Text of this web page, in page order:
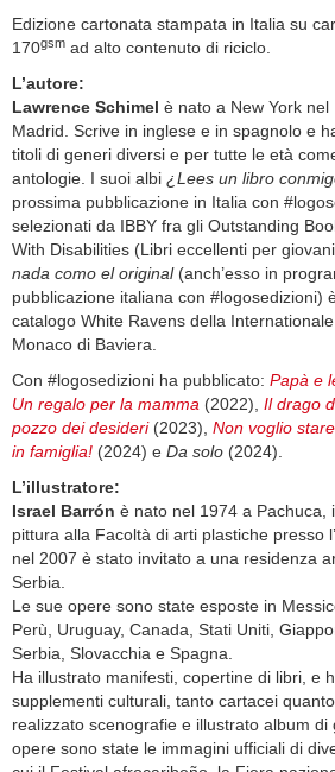
Edizione cartonata stampata in Italia su
170gsm ad alto contenuto di riciclo.
L’autore:
Lawrence Schimel è nato a New York
Madrid. Scrive in inglese e in spagnolo e
titoli di generi diversi e per tutte le età
antologie. I suoi albi ¿Lees un libro
prossima pubblicazione in Italia con
selezionati da IBBY fra gli Outstanding
With Disabilities (Libri eccellenti per
nada como el original (anch’esso in
pubblicazione italiana con #logosedizioni)
catalogo White Ravens della
Monaco di Baviera.
Con #logosedizioni ha pubblicato: Papà e
Un regalo per la mamma (2022), Il drago
pozzo dei desideri(2023), Non voglio
in famiglia! (2024) e Da solo (2024).
L’illustratore:
Israel Barrón è nato nel 1974 a Pachuca,
pittura alla Facoltà di arti plastiche presso
nel 2007 è stato invitato a una residenza
Serbia.
Le sue opere sono state esposte in
Perù, Uruguay, Canada, Stati Uniti,
Serbia, Slovacchia e Spagna.
Ha illustrato manifesti, copertine di libri, e
supplementi culturali, tanto cartacei
realizzato scenografie e illustrato album
opere sono state le immagini ufficiali di